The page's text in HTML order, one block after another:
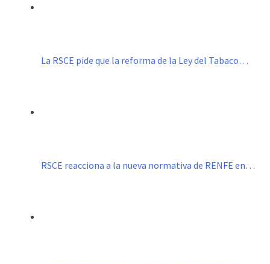
La RSCE pide que la reforma de la Ley del Tabaco…
RSCE reacciona a la nueva normativa de RENFE en…